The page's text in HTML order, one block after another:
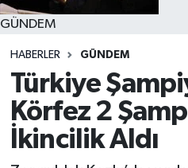
GÜNDEM
HABERLER GÜNDEM
Türkiye
Körfez 2
İkincilik Aldı